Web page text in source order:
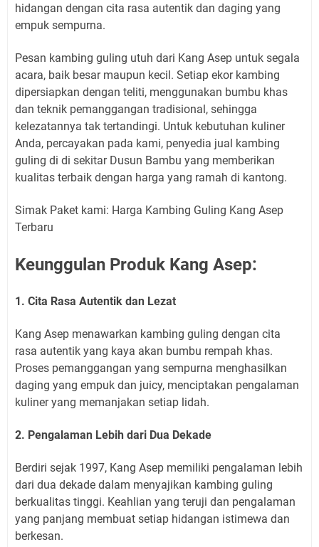
hidangan dengan cita rasa autentik dan daging yang
empuk sempurna.
Pesan kambing guling utuh dari Kang Asep untuk segala
acara, baik besar maupun kecil. Setiap ekor kambing
dipersiapkan dengan teliti, menggunakan bumbu khas
dan teknik pemanggangan tradisional, sehingga
kelezatannya tak tertandingi. Untuk kebutuhan kuliner
Anda, percayakan pada kami, penyedia jual kambing
guling di di sekitar Dusun Bambu yang memberikan
kualitas terbaik dengan harga yang ramah di kantong.
Simak Paket kami: Harga Kambing Guling Kang Asep
Terbaru
Keunggulan Produk Kang Asep:
1. Cita Rasa Autentik dan Lezat
Kang Asep menawarkan kambing guling dengan cita
rasa autentik yang kaya akan bumbu rempah khas.
Proses pemanggangan yang sempurna menghasilkan
daging yang empuk dan juicy, menciptakan pengalaman
kuliner yang memanjakan setiap lidah.
2. Pengalaman Lebih dari Dua Dekade
Berdiri sejak 1997, Kang Asep memiliki pengalaman lebih
dari dua dekade dalam menyajikan kambing guling
berkualitas tinggi. Keahlian yang teruji dan pengalaman
yang panjang membuat setiap hidangan istimewa dan
berkesan.